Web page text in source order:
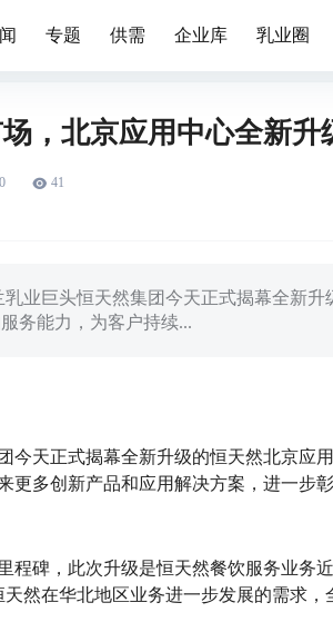
专题 供需 企业库 乳业圈
，北京应用中心全新升
0 41
业巨头恒天然集团今天正式揭幕全新升
务能力，为客户持续...
今天正式揭幕全新升级的恒天然北京应
更多创新产品和应用解决方案，进一步
程碑，此次升级是恒天然餐饮服务业务
然在华北地区业务进一步发展的需求